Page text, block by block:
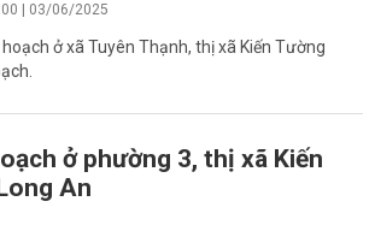
| 03/06/2025
ở xã Tuyên Thạnh, thị xã Kiến Tường
ở phường 3, thị xã Kiến
An